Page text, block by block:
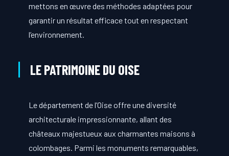
mettons en œuvre des méthodes adaptées pour
garantir un résultat efficace tout en respectant
l’environnement.
LE PATRIMOINE DU OISE
Le département de l’Oise offre une diversité
architecturale impressionnante, allant des
châteaux majestueux aux charmantes maisons à
colombages. Parmi les monuments remarquables,